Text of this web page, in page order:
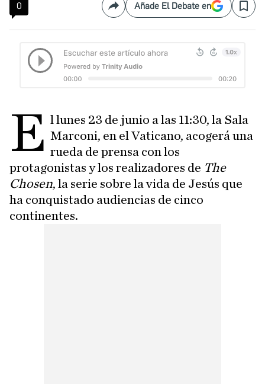
0 CompartirAñade El Debate en Save
E l lunes 23 de junio a las 11:30, la Sala
Marconi, en el Vaticano, acogerá una
rueda de prensa con los
protagonistas y los realizadores de The
Chosen, la serie sobre la vida de Jesús que
ha conquistado audiencias de cinco
continentes.